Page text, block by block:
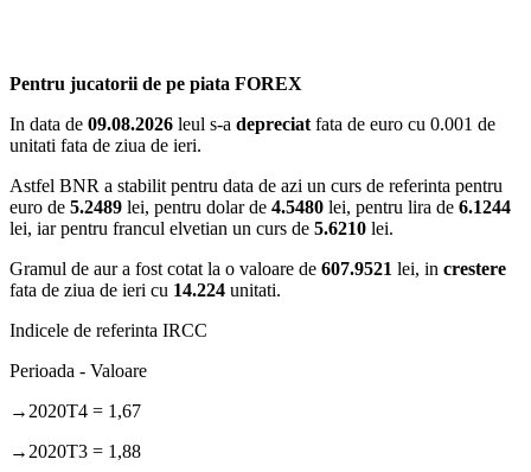
Pentru jucatorii de pe piata FOREX
In data de 09.08.2026 leul s-a depreciat fata de euro cu 0.001 de
unitati fata de ziua de ieri.
Astfel BNR a stabilit pentru data de azi un curs de referinta pentru
euro de 5.2489 lei, pentru dolar de 4.5480 lei, pentru lira de 6.1244
lei, iar pentru francul elvetian un curs de 5.6210 lei.
Gramul de aur a fost cotat la o valoare de 607.9521 lei, in crestere
fata de ziua de ieri cu 14.224 unitati.
Indicele de referinta IRCC
Perioada - Valoare
→2020T4 = 1,67
→2020T3 = 1,88